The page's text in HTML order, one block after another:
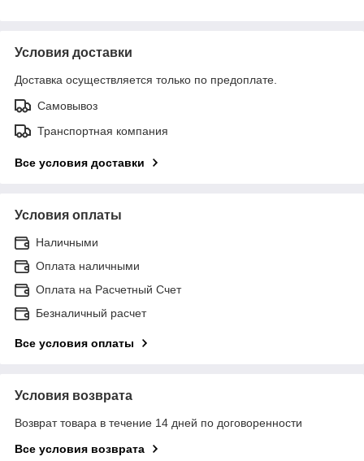
Условия доставки
Доставка осуществляется только по предоплате.
Самовывоз
Транспортная компания
Все условия доставки
Условия оплаты
Наличными
Оплата наличными
Оплата на Расчетный Счет
Безналичный расчет
Все условия оплаты
Условия возврата
Возврат товара в течение 14 дней по договоренности
Все условия возврата